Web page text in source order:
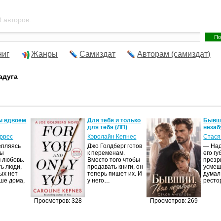
Жанры Самиздат Авторам (самиздат)
вдвоем
любовь.
люди,
нет
дома,
Просмотров: 328
Для тебя и только
для тебя (ЛП)
Кэролайн Кепнес
Джо Голдберг готов
к переменам.
Вместо того чтобы
продавать книги, он
теперь пишет их. И
у него…
Просмотров: 269
—
его